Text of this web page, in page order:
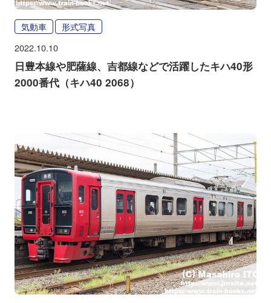
気動車 形式写真
2022.10.10
日豊本線や肥薩線、吉都線などで活躍したキハ40形
2000番代（キハ40 2068）